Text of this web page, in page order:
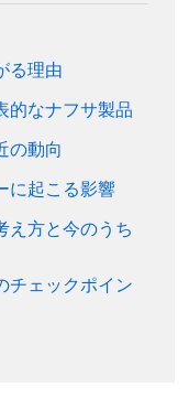
る理由
的なナフサ製品
の動向
に起こる影響
え方と今のうち
チェックポイン